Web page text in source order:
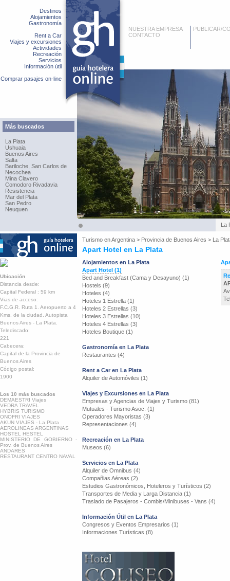
Destinos
Alojamientos
Gastronomía
Rent a Car
Viajes y excursiones
Actividades
Recreación
Servicios
Información útil
Comprar pasajes on-line
Más buscados
La Plata
Ushuaia
Buenos Aires
Salta
Bariloche, San Carlos de
Necochea
Mina Clavero
Comodoro Rivadavia
Resistencia
Mar del Plata
San Pedro
Neuquen
NUESTRA EMPRESA
CONTACTO
PUBLICAR/
La
Turismo enArgentina > Provincia de Buenos Aires > La
Apart Hotel en La Plata
Ubicación
Distancia desde:
Capital Federal : 59 km
Vias de acceso:
F.C.G.R. Ruta 1. Aeropuerto a 4
Kms. de la ciudad. Autopista
Buenos Aires - La Plata.
Telediscado:
221
Cabecera:
Capital de la Provincia de
Buenos Aires
Código postal:
1900
Los 10 más buscados
DEMAESTRI Viajes
VEDRA TRAVEL
HYBRIS TURISMO
ONOFRI VIAJES
AKUN VIAJES - La Plata
AEROLINEAS ARGENTINAS
HOSTEL HESTEL
MINISTERIO DE GOBIERNO -
Prov. de Buenos Aires
ANDARES
RESTAURANT CENTRO NAVAL
Alojamientos en La Plata
Apart Hotel (1)
Bed and Breakfast (Cama y Desayuno) (1)
Hostels (9)
Hoteles (4)
Hoteles 1 Estrella (1)
Hoteles 2 Estrellas (3)
Hoteles 3 Estrellas (10)
Hoteles 4 Estrellas (3)
Hoteles Boutique (1)
Gastronomía en La Plata
Restaurantes (4)
Rent a Car en La Plata
Alquiler de Automóviles (1)
Viajes y Excursiones en La Plata
Empresas y Agencias de Viajes y Turismo (81)
Mutuales - Turismo Asoc. (1)
Operadores Mayoristas (3)
Representaciones (4)
Recreación en La Plata
Museos (6)
Servicios en La Plata
Alquiler de Omnibus (4)
Compañias Aéreas (2)
Estudios Gastronómicos, Hoteleros y Turísticos (2)
Transportes de Media y Larga Distancia (1)
Traslado de Pasajeros - Combis/Minibuses - Vans (4)
Información Útil en La Plata
Congresos y Eventos Empresarios (1)
Informaciones Turísticas (8)